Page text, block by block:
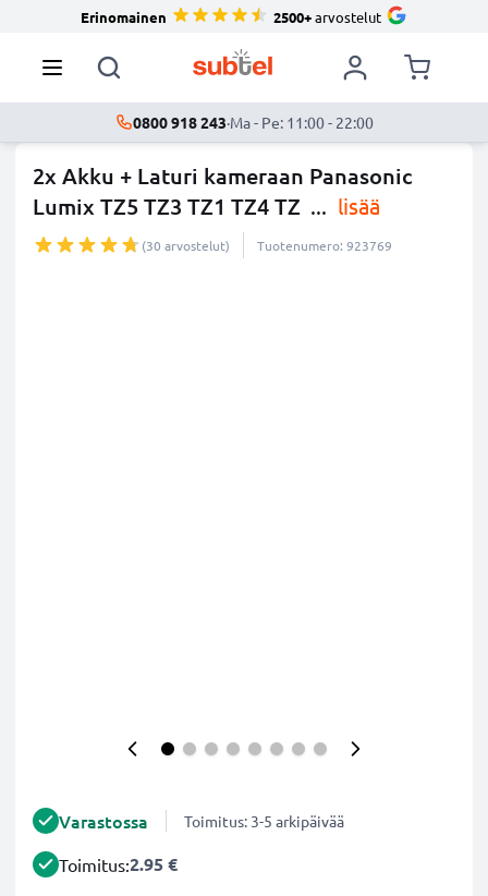
Erinomainen 2500+arvostelut
0800 918 243·Ma - Pe: 11:00 - 22:00
2x Akku + Laturi kameraan Panasonic
Lumix TZ5 TZ3 TZ1 TZ4 TZ ... lisää
(30 arvostelut) Tuotenumero: 923769
Varastossa Toimitus: 3-5 arkipäivää
Toimitus:2.95 €